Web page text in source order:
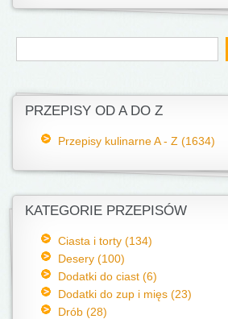
Formularz wyszukiwania
Szukaj
PRZEPISY OD A DO Z
Przepisy kulinarne A - Z (1634)
KATEGORIE PRZEPISÓW
Ciasta i torty (134)
Desery (100)
Dodatki do ciast (6)
Dodatki do zup i mięs (23)
Drób (28)